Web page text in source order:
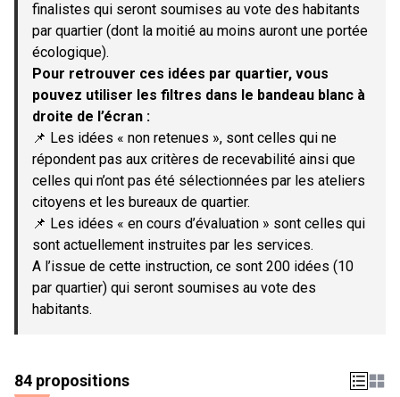
finalistes qui seront soumises au vote des habitants
par quartier (dont la moitié au moins auront une portée
écologique).
Pour retrouver ces idées par quartier, vous
pouvez utiliser les filtres dans le bandeau blanc à
droite de l’écran :
📌 Les idées « non retenues », sont celles qui ne
répondent pas aux critères de recevabilité ainsi que
celles qui n’ont pas été sélectionnées par les ateliers
citoyens et les bureaux de quartier.
📌 Les idées « en cours d’évaluation » sont celles qui
sont actuellement instruites par les services.
A l’issue de cette instruction, ce sont 200 idées (10
par quartier) qui seront soumises au vote des
habitants.
84 propositions